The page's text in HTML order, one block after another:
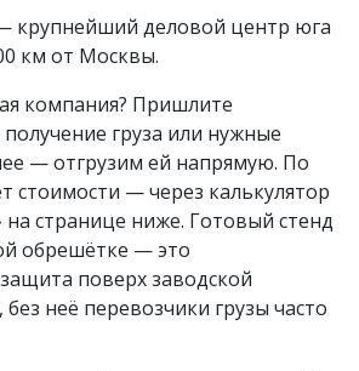
крупнейший деловой центр юга
км от Москвы.
компания? Пришлите
груза или нужные
— отгрузим ей напрямую. По
стоимости — через калькулятор
странице ниже. Готовый стенд
обрешётке — это
поверх заводской
неё перевозчики грузы часто